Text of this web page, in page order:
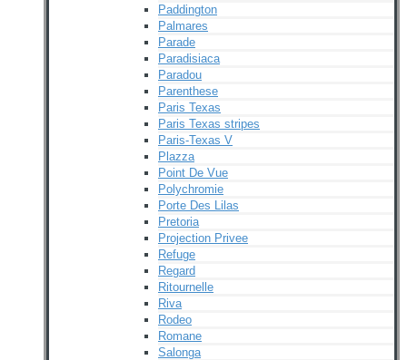
Paddington
Palmares
Parade
Paradisiaca
Paradou
Parenthese
Paris Texas
Paris Texas stripes
Paris-Texas V
Plazza
Point De Vue
Polychromie
Porte Des Lilas
Pretoria
Projection Privee
Refuge
Regard
Ritournelle
Riva
Rodeo
Romane
Salonga